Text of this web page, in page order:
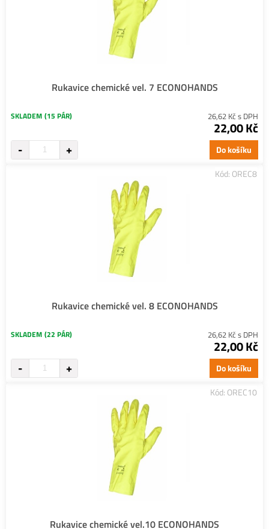
Rukavice chemické vel. 7 ECONOHANDS
SKLADEM (15 PÁR) 26,62 Kč s DPH
22,00 Kč
Do košíku
Kód: OREC8
Rukavice chemické vel. 8 ECONOHANDS
SKLADEM (22 PÁR) 26,62 Kč s DPH
22,00 Kč
Do košíku
Kód: OREC10
Rukavice chemické vel.10 ECONOHANDS